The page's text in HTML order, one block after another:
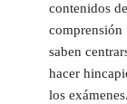
contenidos
comprensión
saben
hacer
los exámenes.